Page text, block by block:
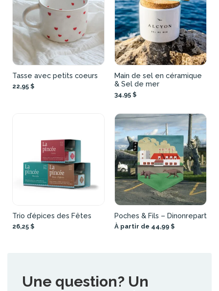
Tasse avec petits coeurs
22,95 $
Main de sel en céramique
& Sel de mer
34,95 $
Trio d’épices des Fêtes
26,25 $
Poches & Fils – Dinonrepart
À partir de 44,99 $
Une question? Un